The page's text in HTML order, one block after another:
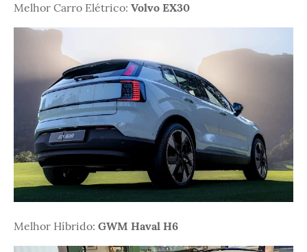
Melhor Carro Elétrico: Volvo EX30
Melhor Híbrido: GWM Haval H6